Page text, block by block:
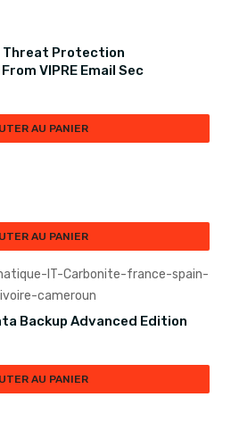
Threat Protection
VIPRE Email Sec
AU PANIER
AU PANIER
Backup Advanced Edition
AU PANIER